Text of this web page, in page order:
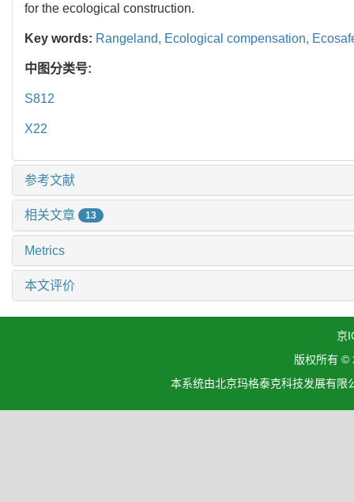
for the ecological construction.
Key words: Rangeland, Ecological compensation,
中图分类号:
S812
X22
参考文献
相关文章 13
Metrics
本文评价
京
版权所有 ©
本系统由北京玛格泰克科技发展有